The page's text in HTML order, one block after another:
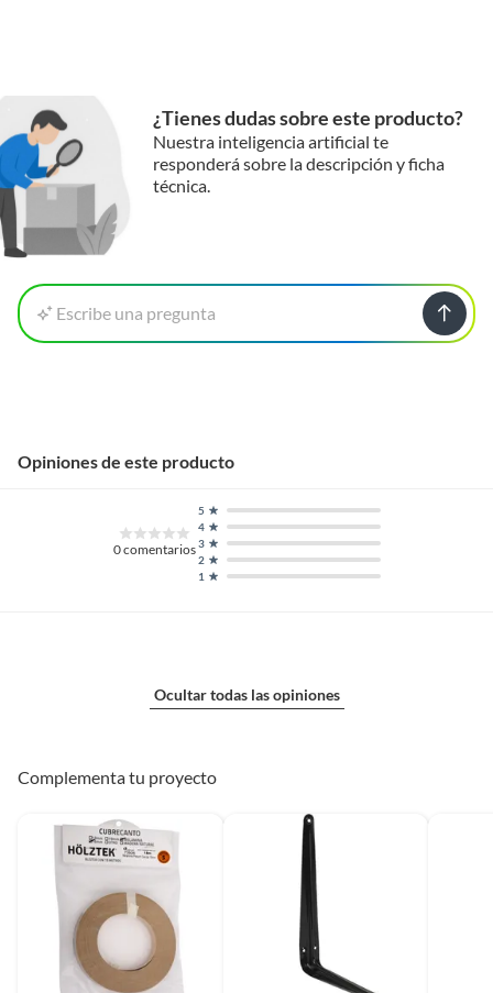
* Presentar el ticket de compra y/o factura.
Recuerda que, al momento de la recolección, nuestro personal verificará
que los requisitos descritos con anterioridad sean cumplidos para
aprobar que cuentas con el beneficio de Satisfacción garantizada.
Iniciaremos el reembolso de tu dinero cuando recibamos el producto.
¿Tienes dudas sobre este producto?
Nuestra inteligencia artificial te
responderá sobre la descripción y ficha
técnica.
Escribe una pregunta
Opiniones de este producto
0comentarios
1
2
3
4
5
Ocultar todas las opiniones
Complementa tu proyecto